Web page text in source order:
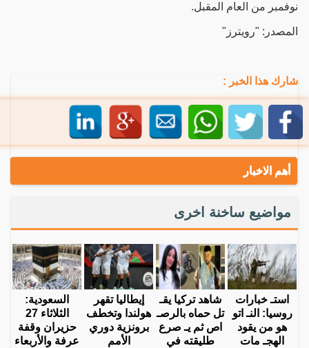
نوفمبر من العام المقبل.
المصدر: "رويترز"
شارك هذا الخبر :
أهم الاخبار
مواضيع ساخنة اخرى
استـ خبارات
روسيا: النـ اتو
هو من يقود
الهجـ مات
شاهد تركيا يقـ
تل حماه بالرصـ
اص ثم يـ صرع
طليقته في
إيطاليا تقهر
هولندا وتخطف
برونزية دوري
الأمم
السعودية:
الثلاثاء 27
حزيران وقفة
عرفة والأربعاء